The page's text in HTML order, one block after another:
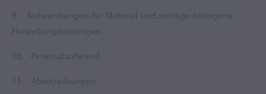
9.
Aufwendungen für Material und sonstige bezogene
Herstellungsleistungen
10. Personalaufwand
11. Abschreibungen